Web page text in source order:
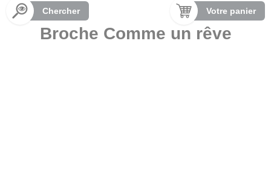
Chercher Votre panier
Broche Comme un rêve